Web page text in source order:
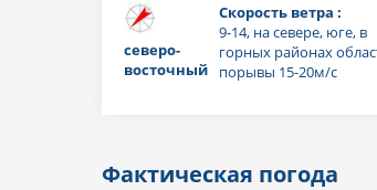
северо-
восточный
Скорость ветра :
9-14, на севере, юге, в
горных районах
порывы 15-20м/с
Фактическая погода